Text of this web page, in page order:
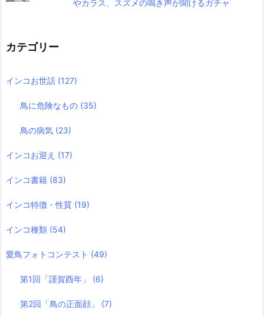
やカラス、スズメの鳴き声が聞けるガチャ
カテゴリー
インコお世話 (127)
鳥に危険なもの (35)
鳥の病気 (23)
インコお迎え (17)
インコ書籍 (83)
インコ特徴・性質 (19)
インコ種類 (54)
愛鳥フォトコンテスト (49)
第1回「謹賀酉年」 (6)
第2回「鳥の正面顔」 (7)